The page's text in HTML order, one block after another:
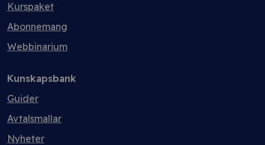
Kurspaket
Abonnemang
Webbinarium
Kunskapsbank
Guider
Avtalsmallar
Nyheter